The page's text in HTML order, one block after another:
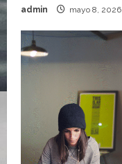
admin mayo 8, 2026